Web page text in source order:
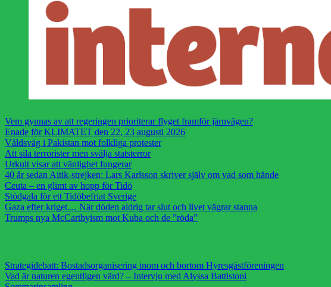
Vem gynnas av att regeringen prioriterar flyget framför järnvägen?
Enade för KLIMATET den 22, 23 augusti 2026
Våldsvåg i Pakistan mot folkliga protester
Att sila terrorister men svälja statsterror
Urkult visar att vänlighet fungerar
40 år sedan Aitik-strejken: Lars Karlsson skriver själv om vad som hände
Ceuta – en glimt av hopp för Tidö
Stödgala för ett Tidöbefriat Sverige
Gaza efter kriget… När döden aldrig tar slut och livet vägrar stanna
Trumps nya McCarthyism mot Kuba och de ”röda”
Strategidebatt: Bostadsorganisering inom och bortom Hyresgästföreningen
Vad är naturen egentligen värd? – Intervju med Alyssa Battistoni